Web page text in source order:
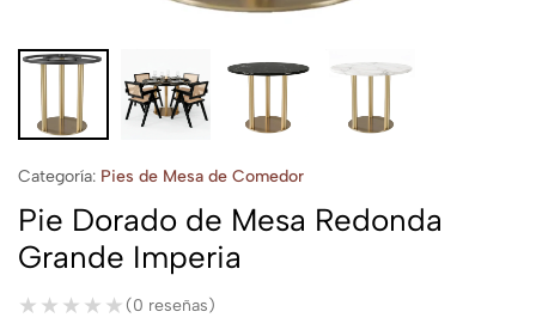
Categoría: Pies de Mesa de Comedor
Pie Dorado de Mesa Redonda
Grande Imperia
★★★★★
★★★★★ (0 reseñas)